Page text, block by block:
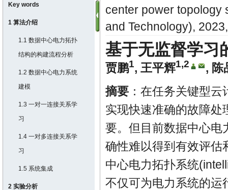
Key words
1 算法介绍
1.1 数据中心电力拓扑
结构的构建流程分析
1.2 数据中心电力系统
建模
1.3 一对一连接关系学
习
1.4 一对多连接关系学
习
1.5 系统集成
2 实验分析
center power topology
and Technology),
基于无监督学习
贾鹏1, 王平辉1,2 , 陈
摘要 ：在任务关键型
实现快速准确的故障处
要。但目前数据中心电
确性难以得到有效评估
中心电力拓扑系统
不仅可为电力系统的运